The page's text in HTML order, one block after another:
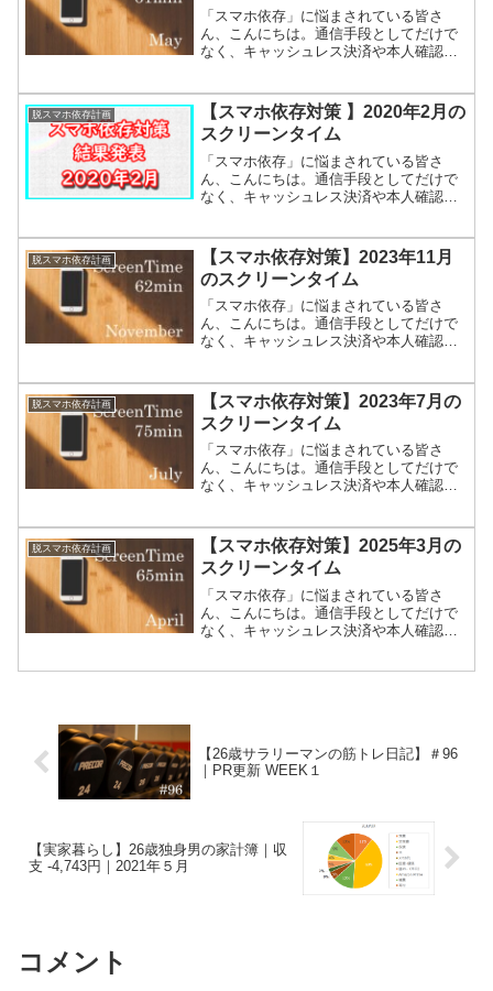
「スマホ依存」に悩まされている皆さ
ん、こんにちは。通信手段としてだけで
なく、キャッシュレス決済や本人確認の
よね。毎日死ぬほど忙しいのにスマホば
かりいじってしまう私たちが...
脱スマホ依存計画
【スマホ依存対策 】2020年2月の
スクリーンタイム
「スマホ依存」に悩まされている皆さ
ん、こんにちは。通信手段としてだけで
なく、キャッシュレス決済や本人確認の
よね。毎日死ぬほど忙しいのにスマホば
かりいじってしまう私たちが...
脱スマホ依存計画
【スマホ依存対策】2023年11月
のスクリーンタイム
「スマホ依存」に悩まされている皆さ
ん、こんにちは。通信手段としてだけで
なく、キャッシュレス決済や本人確認の
よね。毎日死ぬほど忙しいのにスマホば
かりいじってしまう私たちが...
脱スマホ依存計画
【スマホ依存対策】2023年7月の
スクリーンタイム
「スマホ依存」に悩まされている皆さ
ん、こんにちは。通信手段としてだけで
なく、キャッシュレス決済や本人確認の
よね。毎日死ぬほど忙しいのにスマホば
かりいじってしまう私たちが...
脱スマホ依存計画
【スマホ依存対策】2025年3月の
スクリーンタイム
「スマホ依存」に悩まされている皆さ
ん、こんにちは。通信手段としてだけで
なく、キャッシュレス決済や本人確認の
【26歳サラリーマンの筋トレ日記】＃96
｜PR更新 WEEK１
【実家暮らし】26歳独身男の家計簿｜収
支 -4,743円｜2021年５月
コメント